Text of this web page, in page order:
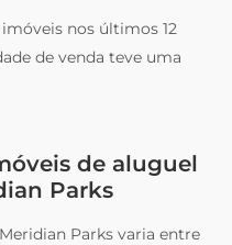
nos últimos 12
de venda teve uma
de aluguel
Parks
Parks varia entre